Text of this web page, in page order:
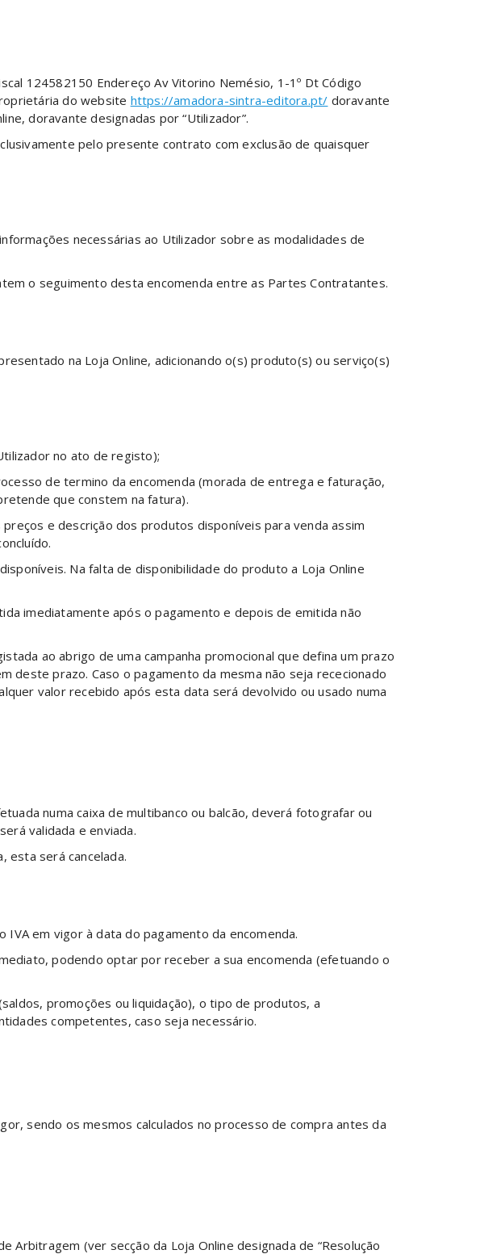
124582150 Endereço Av Vitorino Nemésio, 1-1º Dt Código
do website https://amadora-sintra-editora.pt/ doravante
doravante designadas por “Utilizador”.
pelo presente contrato com exclusão de quaisquer
necessárias ao Utilizador sobre as modalidades de
o seguimento desta encomenda entre as Partes Contratantes.
na Loja Online, adicionando o(s) produto(s) ou serviço(s)
no ato de registo);
de termino da encomenda (morada de entrega e faturação,
que constem na fatura).
e descrição dos produtos disponíveis para venda assim
Na falta de disponibilidade do produto a Loja Online
imediatamente após o pagamento e depois de emitida não
ao abrigo de uma campanha promocional que defina um prazo
prazo. Caso o pagamento da mesma não seja rececionado
valor recebido após esta data será devolvido ou usado numa
numa caixa de multibanco ou balcão, deverá fotografar ou
validada e enviada.
esta será cancelada.
em vigor à data do pagamento da encomenda.
podendo optar por receber a sua encomenda (efetuando o
promoções ou liquidação), o tipo de produtos, a
competentes, caso seja necessário.
sendo os mesmos calculados no processo de compra antes da
(ver secção da Loja Online designada de “Resolução